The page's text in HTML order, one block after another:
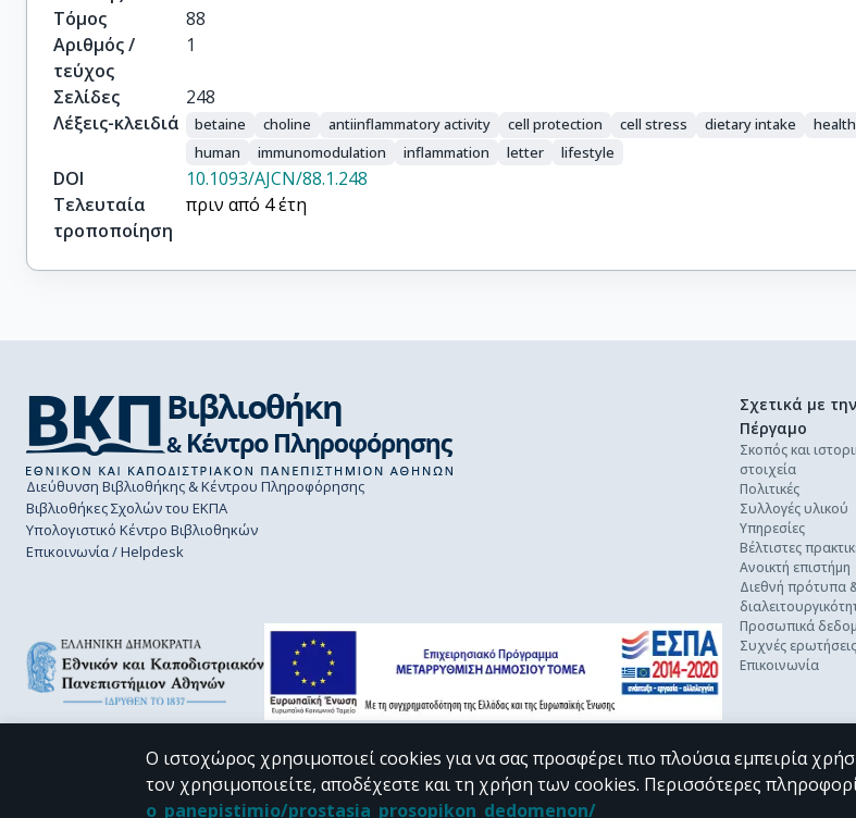
Τόμος
88
Αριθμός /
τεύχος
1
Σελίδες
248
Λέξεις-κλειδιά
betaine choline antiinflammatory activity cell protection cell stress dietary intake
human
immunomodulation inflammation letter lifestyle
DOI
10.1093/AJCN/88.1.248
Τελευταία
τροποποίηση
πριν από 4 έτη
Διεύθυνση Βιβλιοθήκης & Κέντρου Πληροφόρησης
Βιβλιοθήκες Σχολών του ΕΚΠΑ
Υπολογιστικό Κέντρο Βιβλιοθηκών
Επικοινωνία / Helpdesk
Σχετικά με την
Πέργαμο
Σκοπός και
στοιχεία
Πολιτικές
Συλλογές υλικού
Υπηρεσίες
Βέλτιστες
Ανοικτή επιστήμη
Διεθνή πρότυπα
Προσωπικά
Συχνές ερωτήσεις
Επικοινωνία
CC BY-NC 4.0
Ο ιστοχώρος χρησιμοποιεί cookies για να σας προσφέρει πιο πλούσια εμπειρία
τον χρησιμοποιείτε, αποδέχεστε και τη χρήση των cookies. Περισσότερες
o_panepistimio/prostasia_prosopikon_dedomenon/